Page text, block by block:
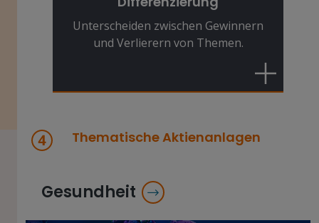
Unterscheiden zwischen Gewinnern
und Verlierern von Themen.
entsprechende Stock-Picking-
Expertise ist daher unverzichtbar.
Thematische Aktienanlagen
Gesundheit